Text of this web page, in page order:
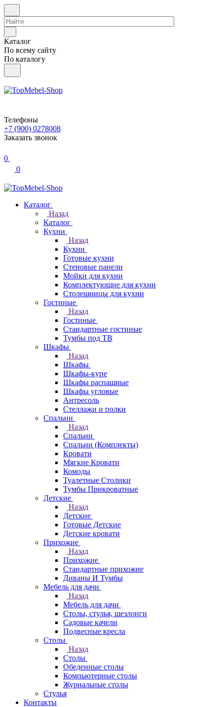
Каталог
По всему сайту
По каталогу
Телефоны
+7 (900) 0278008
Заказать звонок
0
0
Каталог
Назад
Каталог
Кухни
Назад
Кухни
Готовые кухни
Стеновые панели
Мойки для кухни
Комплектующие для кухни
Столешницы для кухни
Гостиные
Назад
Гостиные
Стандартные гостиные
Тумбы под ТВ
Шкафы
Назад
Шкафы
Шкафы-купе
Шкафы распашные
Шкафы угловые
Антресоль
Стеллажи и полки
Спальни
Назад
Спальни
Спальни (Комплекты)
Кровати
Мягкие Кровати
Комоды
Туалетные Столики
Тумбы Прикроватные
Детские
Назад
Детские
Готовые Детские
Детские кровати
Прихожие
Назад
Прихожие
Стандартные прихожие
Диваны И Тумбы
Мебель для дачи
Назад
Мебель для дачи
Столы, стулья, шезлонги
Садовые качели
Подвесные кресла
Столы
Назад
Столы
Обеденные столы
Компьютерные столы
Журнальные столы
Стулья
Контакты